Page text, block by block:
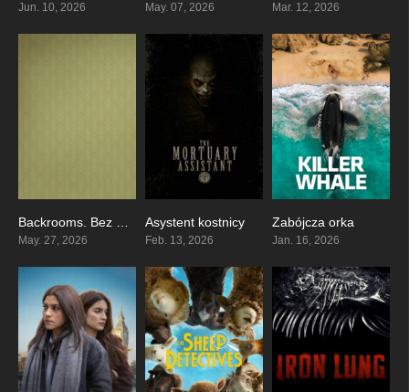
Jun. 10, 2026 May. 07, 2026 Mar. 12, 2026
7.1
May. 27, 2026
3.9
Asystent kostnicy
Feb. 13, 2026
Zabójcza orka
Jan. 16, 2026